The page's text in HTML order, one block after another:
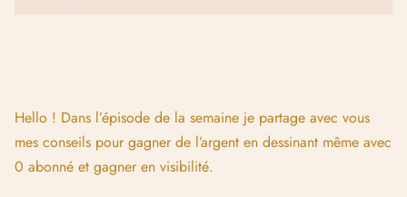
Hello ! Dans l’épisode de la semaine je partage avec vous
mes conseils pour gagner de l’argent en dessinant même avec
0 abonné et gagner en visibilité.